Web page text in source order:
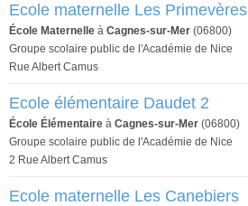
Ecole maternelle Les Primevères
École Maternelle à Cagnes-sur-Mer (06800)
Groupe scolaire public de l'Académie de Nice
Rue Albert Camus
Ecole élémentaire Daudet 2
École Élémentaire à Cagnes-sur-Mer (06800)
Groupe scolaire public de l'Académie de Nice
2 Rue Albert Camus
Ecole maternelle Les Canebiers